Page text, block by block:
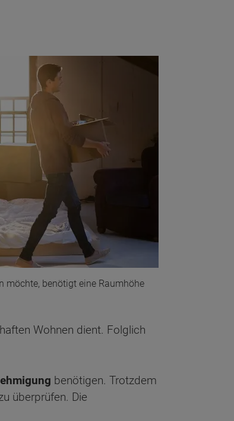
möchte, benötigt eine Raumhöhe
Wohnen dient. Folglich
benötigen. Trotzdem
überprüfen. Die